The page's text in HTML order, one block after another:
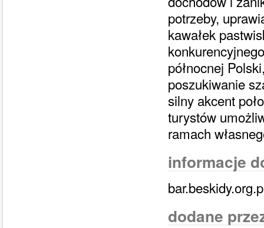
potrzeby,
kawałek
północnej
poszukiwanie
silny akcent
turystów
ramach
informacje
dodane